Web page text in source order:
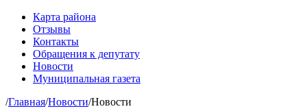
Карта района
Отзывы
Контакты
Обращения к депутату
Новости
Муниципальная газета
/Главная/Новости/Новости